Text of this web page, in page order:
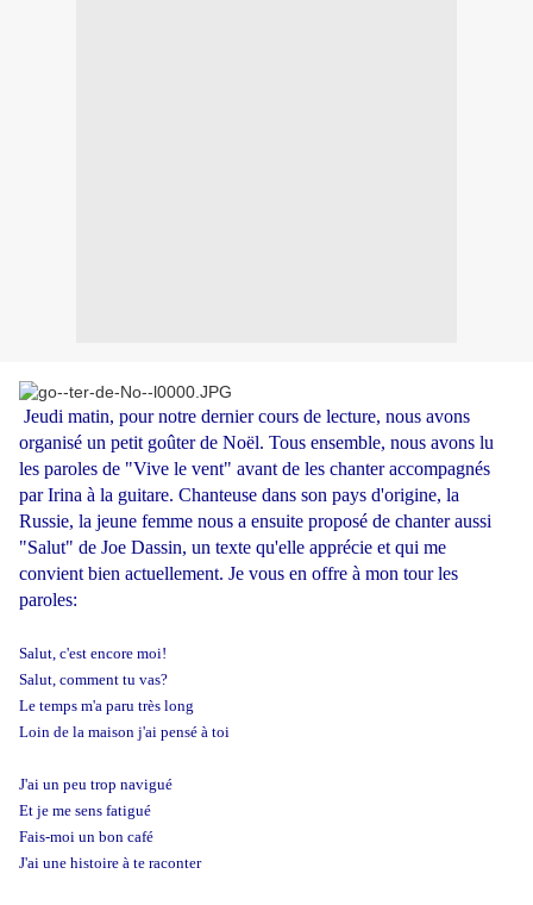
Jeudi matin, pour notre dernier cours de lecture, nous avons
organisé un petit goûter de Noël. Tous ensemble, nous avons lu
les paroles de "Vive le vent" avant de les chanter accompagnés
par Irina à la guitare. Chanteuse dans son pays d'origine, la
Russie, la jeune femme nous a ensuite proposé de chanter aussi
"Salut" de Joe Dassin, un texte qu'elle apprécie et qui me
convient bien actuellement. Je vous en offre à mon tour les
paroles:
Salut, c'est encore moi!
Salut, comment tu vas?
Le temps m'a paru très long
Loin de la maison j'ai pensé à toi
J'ai un peu trop navigué
Et je me sens fatigué
Fais-moi un bon café
J'ai une histoire à te raconter